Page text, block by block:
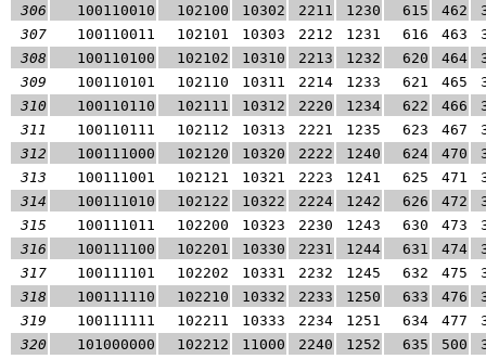
306
100110010 102100 10302 2211 1230 615 462
307
100110011 102101 10303 2212 1231 616 463
308
100110100 102102 10310 2213 1232 620 464
309
100110101 102110 10311 2214 1233 621 465
310
100110110 102111 10312 2220 1234 622 466
311
100110111 102112 10313 2221 1235 623 467
312
100111000 102120 10320 2222 1240 624 470
313
100111001 102121 10321 2223 1241 625 471
314
100111010 102122 10322 2224 1242 626 472
315
100111011 102200 10323 2230 1243 630 473
316
100111100 102201 10330 2231 1244 631 474
317
100111101 102202 10331 2232 1245 632 475
318
100111110 102210 10332 2233 1250 633 476
319
100111111 102211 10333 2234 1251 634 477
320
101000000 102212 11000 2240 1252 635 500